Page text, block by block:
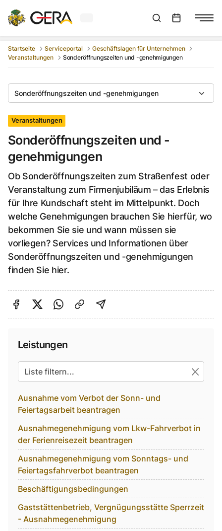
Aktuelles Wetter in GeraSuchleiste anzeigen
Startseite Serviceportal
Geschäftslagen für Unternehmen
Veranstaltungen
Sonderöffnungszeiten und -genehmigungen
Sonderöffnungszeiten und -genehmigungen
Veranstaltungen
Sonderöffnungszeiten und -
genehmigungen
Ob Sonderöffnungszeiten zum Straßenfest oder
Veranstaltung zum Firmenjubiläum – das Erlebnis
für Ihre Kundschaft steht im Mittelpunkt. Doch
welche Genehmigungen brauchen Sie hierfür, wo
bekommen Sie sie und wann müssen sie
vorliegen? Services und Informationen über
Sonderöffnungszeiten und -genehmigungen
finden Sie hier.
Auf Facebook teilen
Auf Twitter teilen
Per Link teilen
shareViaEmail
Leistungen
Alle suchbaren Einträge
Ausnahme vom Verbot der Sonn- und
Feiertagsarbeit beantragen
Ausnahmegenehmigung vom Lkw-Fahrverbot in
der Ferienreisezeit beantragen
Ausnahmegenehmigung vom Sonntags- und
Feiertagsfahrverbot beantragen
Beschäftigungsbedingungen
Gaststättenbetrieb, Vergnügungsstätte Sperrzeit
- Ausnahmegenehmigung